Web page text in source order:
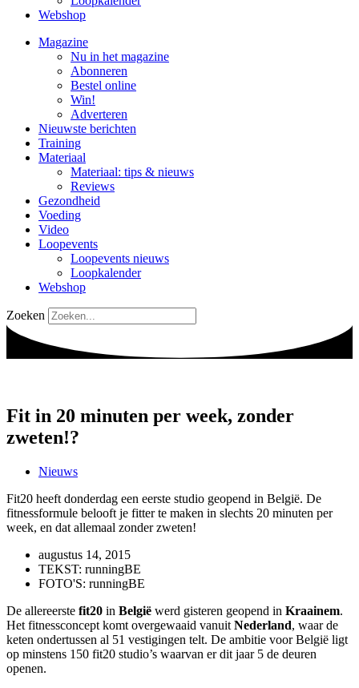
Webshop
Magazine
Nu in het magazine
Abonneren
Bestel online
Win!
Adverteren
Nieuwste berichten
Training
Materiaal
Materiaal: tips & nieuws
Reviews
Gezondheid
Voeding
Video
Loopevents
Loopevents nieuws
Loopkalender
Webshop
Zoeken
Fit in 20 minuten per week, zonder
zweten!?
Nieuws
Fit20 heeft donderdag een eerste studio geopend in België. De
fitnessformule belooft je fitter te maken in slechts 20 minuten per
week, en dat allemaal zonder zweten!
augustus 14, 2015
TEKST: runningBE
FOTO'S: runningBE
De allereerste fit20 in België werd gisteren geopend in Kraainem.
Het fitnessconcept komt overgewaaid vanuit Nederland, waar de
keten ondertussen al 51 vestigingen telt. De ambitie voor België ligt
op minstens 150 fit20 studio’s waarvan er dit jaar 5 de deuren
openen.